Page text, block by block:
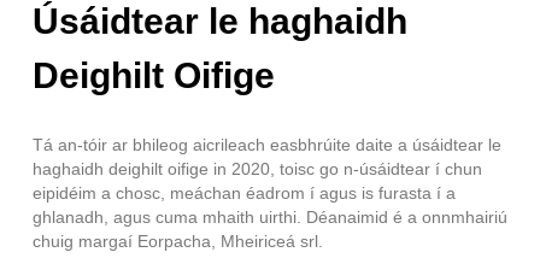
Úsáidtear le haghaidh
Deighilt Oifige
Tá an-tóir ar bhileog aicrileach easbhrúite daite a úsáidtear le
haghaidh deighilt oifige in 2020, toisc go n-úsáidtear í chun
eipidéim a chosc, meáchan éadrom í agus is furasta í a
ghlanadh, agus cuma mhaith uirthi. Déanaimid é a onnmhairiú
chuig margaí Eorpacha, Mheiriceá srl.